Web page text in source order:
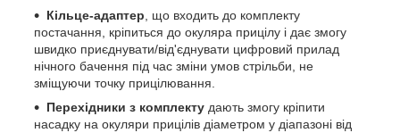
Кільце-адаптер , що входить до комплекту
постачання, кріпиться до окуляра прицілу і дає змогу
швидко приєднувати/від'єднувати цифровий прилад
нічного бачення під час зміни умов стрільби, не
зміщуючи точку прицілювання.
Перехідники з комплекту дають змогу кріпити
насадку на окуляри прицілів діаметром у діапазоні від